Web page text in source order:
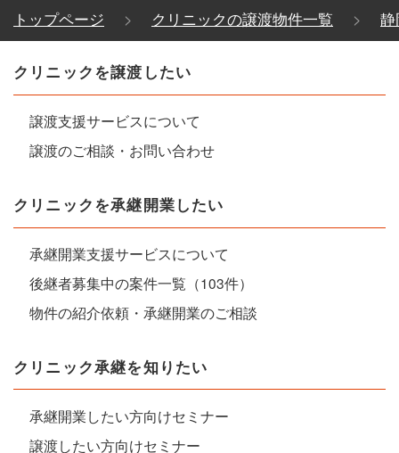
トップページ クリニックの譲渡物件一覧
クリニックを譲渡したい
譲渡支援サービスについて
譲渡のご相談・お問い合わせ
クリニックを承継開業したい
承継開業支援サービスについて
後継者募集中の案件一覧（103件）
物件の紹介依頼・承継開業のご相談
クリニック承継を知りたい
承継開業したい方向けセミナー
譲渡したい方向けセミナー